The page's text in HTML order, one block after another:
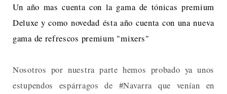
Un año mas cuenta con la gama de tónicas premium
Deluxe y como novedad ésta año cuenta con una nueva
gama de refrescos premium "mixers"
Nosotros por nuestra parte hemos probado ya unos
estupendos espárragos de #Navarra que venían en